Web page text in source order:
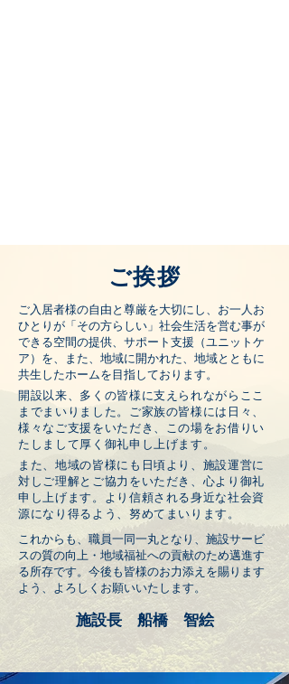
​ご挨拶
ご入居者様の自由と尊厳を大切にし、お一人お
ひとりが「その方らしい」社会生活を営む事が
できる空間の提供、サポート支援（ユニットケ
ア）を、また、地域に開かれた、地域とともに
共生したホームを目指しております。
開設以来、多くの皆様に支えられながらここ
までまいりました。ご家族の皆様には日々、
様々なご支援をいただき、この場をお借りい
たしまして厚く御礼申し上げます。
また、地域の皆様にも日頃より、施設運営に
対しご理解とご協力をいただき、心より御礼
申し上げます。より信頼される身近な社会資
源になり得るよう、努めてまいります。
これからも、職員一同一丸となり、施設サービ
スの質の向上・地域福祉への貢献のため邁進す
る所存です。今後も皆様のお力添えを賜ります
よう、よろしくお願いいたします。
施設長 船橋 智絵